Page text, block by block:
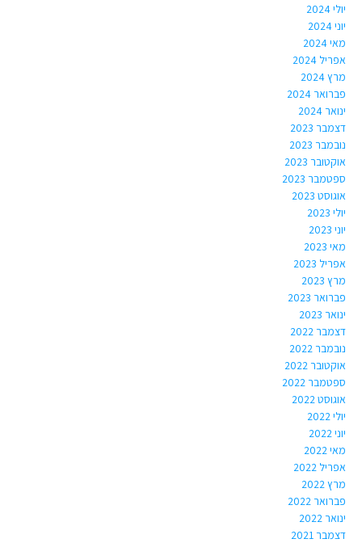
יולי 2024
יוני 2024
מאי 2024
אפריל 2024
מרץ 2024
פברואר 2024
ינואר 2024
דצמבר 2023
נובמבר 2023
אוקטובר 2023
ספטמבר 2023
אוגוסט 2023
יולי 2023
יוני 2023
מאי 2023
אפריל 2023
מרץ 2023
פברואר 2023
ינואר 2023
דצמבר 2022
נובמבר 2022
אוקטובר 2022
ספטמבר 2022
אוגוסט 2022
יולי 2022
יוני 2022
מאי 2022
אפריל 2022
מרץ 2022
פברואר 2022
ינואר 2022
דצמבר 2021